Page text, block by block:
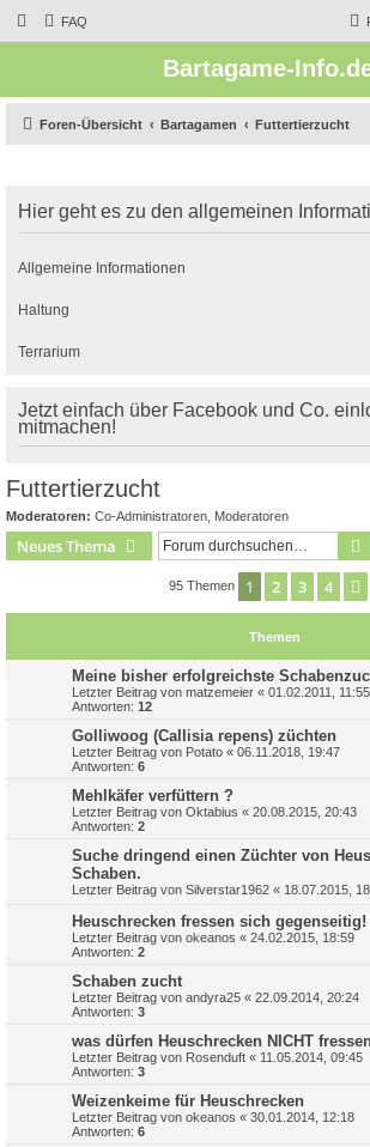
FAQ
Bartagame-
Foren-Übersicht Bartagamen Futtertierzucht
Hier geht es zu den allgemeinen
Allgemeine Informationen
Haltung
Terrarium
Jetzt einfach über Facebook und Co.
mitmachen!
Futtertierzucht
Moderatoren: Co-Administratoren Moderatoren
Neues Thema
95 Themen 1 2 3 4
Themen
Meine bisher erfolgreichste
Letzter Beitrag von matzemeier « 01.02.2011, 11:55
Antworten: 12
Golliwoog (Callisia repens) züchten
Letzter Beitrag von Potato « 06.11.2018, 19:47
Antworten: 6
Mehlkäfer verfüttern ?
Letzter Beitrag von Oktabius « 20.08.2015, 20:43
Antworten: 2
Suche dringend einen Züchter von
Schaben.
Letzter Beitrag von Silverstar1962 « 18.07.2015,
Heuschrecken fressen sich gegenseitig!
Letzter Beitrag von okeanos « 24.02.2015, 18:59
Antworten: 2
Schaben zucht
Letzter Beitrag von andyra25 « 22.09.2014, 20:24
Antworten: 3
was dürfen Heuschrecken NICHT
Letzter Beitrag von Rosenduft « 11.05.2014, 09:45
Antworten: 3
Weizenkeime für Heuschrecken
Letzter Beitrag von okeanos « 30.01.2014, 12:18
Antworten: 6